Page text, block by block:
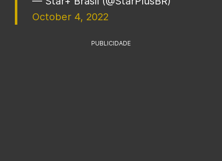
October 4, 2022
PUBLICIDADE